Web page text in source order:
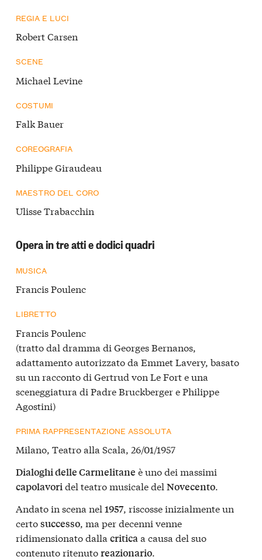
REGIA E LUCI
Robert Carsen
SCENE
Michael Levine
COSTUMI
Falk Bauer
COREOGRAFIA
Philippe Giraudeau
MAESTRO DEL CORO
Ulisse Trabacchin
Opera in tre atti e dodici quadri
MUSICA
Francis Poulenc
LIBRETTO
Francis Poulenc
(tratto dal dramma di Georges Bernanos,
adattamento autorizzato da Emmet Lavery, basato
su un racconto di Gertrud von Le Fort e una
sceneggiatura di Padre Bruckberger e Philippe
Agostini)
PRIMA RAPPRESENTAZIONE ASSOLUTA
Milano, Teatro alla Scala, 26/01/1957
Dialoghi delle Carmelitane è uno dei massimi
capolavoridel teatro musicale del Novecento.
Andato in scena nel 1957 , riscosse inizialmente un
certosuccesso , ma per decenni venne
ridimensionato dalla critica a causa del suo
contenuto ritenutoreazionario